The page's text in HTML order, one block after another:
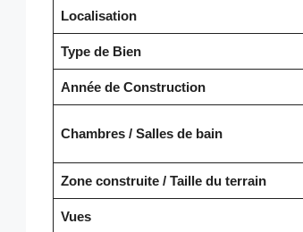
Localisation
Type de Bien
Année de Construction
Chambres / Salles de bain
Zone construite / Taille du terrain
Vues